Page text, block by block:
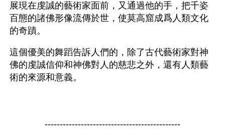
展現在虔誠的藝術家面前，又通過他的手，把千姿
百態的諸佛形像流傳於世，使莫高窟成爲人類文化
的奇蹟。
這個優美的舞蹈告訴人們的，除了古代藝術家對神
佛的虔誠信仰和神佛對人的慈悲之外，還有人類藝
術的來源和意義。
---------------------------------------------